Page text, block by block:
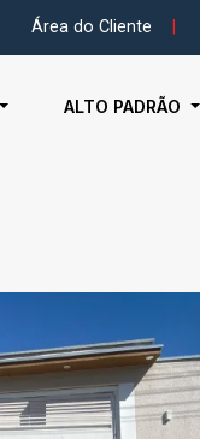
Área do Cliente
ALTO PADRÃO